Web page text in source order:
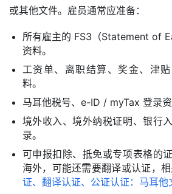
或其他文件。雇员通常应准备：
所有雇主的 FS3（Statement of
资料。
工资单、离职结算、奖金、津
料。
马耳他税号、e-ID / myTax 登录资
境外收入、境外纳税证明、银行
录。
可申报扣除、抵免或专项表格的
海外，可能还需要翻译或认证，
证、翻译认证、公证认证：马耳他